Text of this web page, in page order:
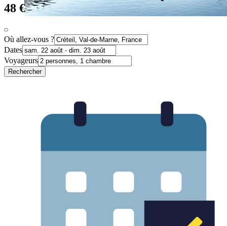
48 €
Où allez-vous ?
Dates
Voyageurs
Rechercher